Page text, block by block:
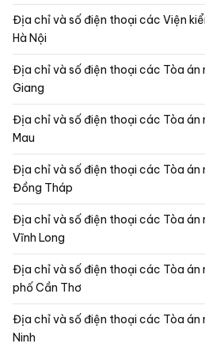
Địa chỉ và số điện thoại các Viện
Hà Nội
Địa chỉ và số điện thoại các Tòa án nhân
Giang
Địa chỉ và số điện thoại các Tòa án
Mau
Địa chỉ và số điện thoại các Tòa án
Đồng Tháp
Địa chỉ và số điện thoại các Tòa án
Vĩnh Long
Địa chỉ và số điện thoại các Tòa án
phố Cần Thơ
Địa chỉ và số điện thoại các Tòa án
Ninh